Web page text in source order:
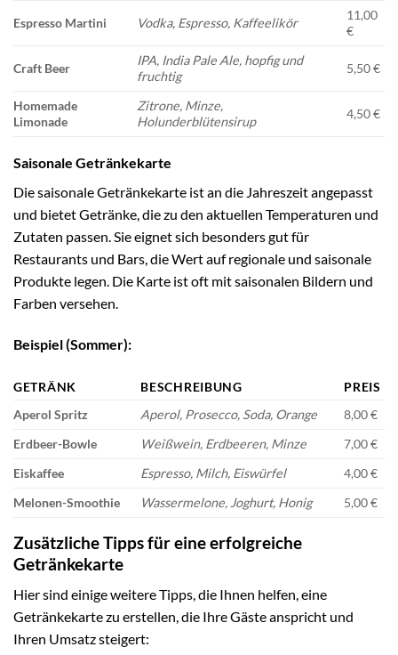
Espresso Martini Vodka, Espresso, Kaffeelikör
11,00
€
Craft Beer
IPA, India Pale Ale, hopfig und
fruchtig
5,50 €
Homemade
Limonade
Zitrone, Minze,
Holunderblütensirup
4,50 €
Saisonale Getränkekarte
Die saisonale Getränkekarte ist an die Jahreszeit angepasst
und bietet Getränke, die zu den aktuellen Temperaturen und
Zutaten passen. Sie eignet sich besonders gut für
Restaurants und Bars, die Wert auf regionale und saisonale
Produkte legen. Die Karte ist oft mit saisonalen Bildern und
Farben versehen.
Beispiel (Sommer):
GETRÄNK BESCHREIBUNG
PREIS
Aperol Spritz
Aperol, Prosecco, Soda, Orange
8,00 €
Erdbeer-Bowle
Weißwein, Erdbeeren, Minze
7,00 €
Eiskaffee
Espresso, Milch, Eiswürfel
4,00 €
Melonen-Smoothie
Wassermelone, Joghurt, Honig 5,00 €
Zusätzliche Tipps für eine erfolgreiche
Getränkekarte
Hier sind einige weitere Tipps, die Ihnen helfen, eine
Getränkekarte zu erstellen, die Ihre Gäste anspricht und
Ihren Umsatz steigert: